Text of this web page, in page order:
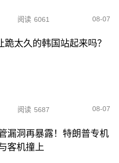
阅读 6061 08-07
太久的韩国站起来吗？
阅读 5687 08-07
漏洞再暴露！特朗普专机
客机撞上